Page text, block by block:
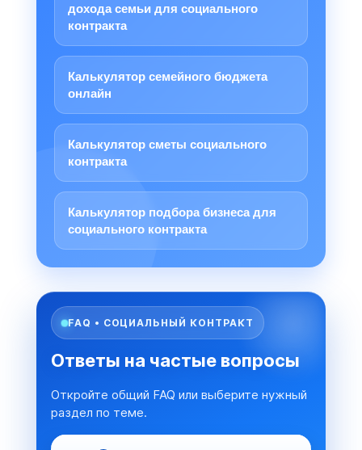
дохода семьи для социального
контракта
Калькулятор семейного бюджета
онлайн
Калькулятор сметы социального
контракта
Калькулятор подбора бизнеса для
социального контракта
FAQ • СОЦИАЛЬНЫЙ КОНТРАКТ
Ответы на частые вопросы
Откройте общий FAQ или выберите нужный
раздел по теме.